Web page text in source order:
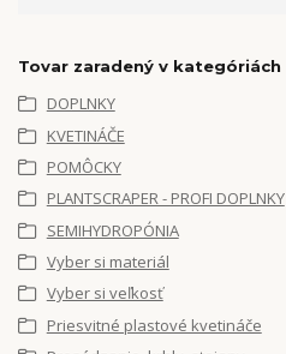
Tovar zaradený v kategóriách
DOPLNKY
KVETINÁČE
POMÔCKY
PLANTSCRAPER - PROFI DOPLNKY
SEMIHYDROPÓNIA
Vyber si materiál
Vyber si veľkosť
Priesvitné plastové kvetináče